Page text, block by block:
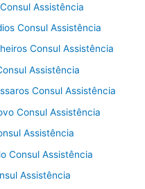
Assistência
Consul Assistência
Consul Assistência
Assistência
Consul Assistência
Consul Assistência
Assistência
Consul Assistência
Assistência